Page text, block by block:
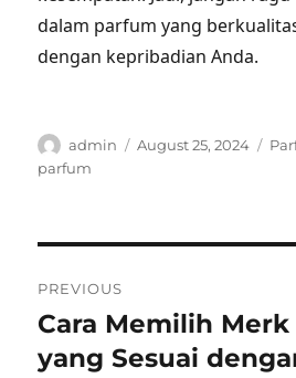
dalam parfum yang
dengan kepribadian Anda.
Author
admin
Posted
August 25, 2024
parfum
navigation
PREVIOUS
Previous
post:
Cara Memilih
yang Sesuai